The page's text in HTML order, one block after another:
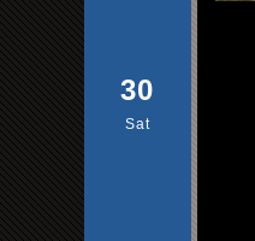
30
Sat